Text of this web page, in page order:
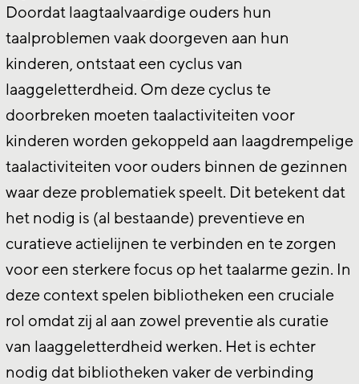
Doordat laagtaalvaardige ouders hun
taalproblemen vaak doorgeven aan hun
kinderen, ontstaat een cyclus van
laaggeletterdheid. Om deze cyclus te
doorbreken moeten taalactiviteiten voor
kinderen worden gekoppeld aan laagdrempelige
taalactiviteiten voor ouders binnen de gezinnen
waar deze problematiek speelt. Dit betekent dat
het nodig is (al bestaande) preventieve en
curatieve actielijnen te verbinden en te zorgen
voor een sterkere focus op het taalarme gezin. In
deze context spelen bibliotheken een cruciale
rol omdat zij al aan zowel preventie als curatie
van laaggeletterdheid werken. Het is echter
nodig dat bibliotheken vaker de verbinding